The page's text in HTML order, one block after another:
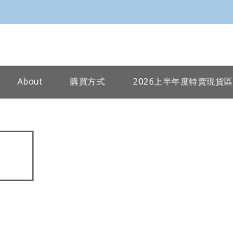
About 購買方式 2026上半年度特賣現貨區